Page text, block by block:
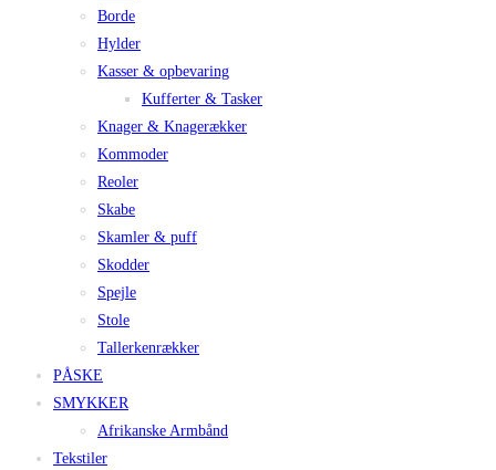
Borde
Hylder
Kasser & opbevaring
Kufferter & Tasker
Knager & Knagerækker
Kommoder
Reoler
Skabe
Skamler & puff
Skodder
Spejle
Stole
Tallerkenrækker
PÅSKE
SMYKKER
Afrikanske Armbånd
Tekstiler